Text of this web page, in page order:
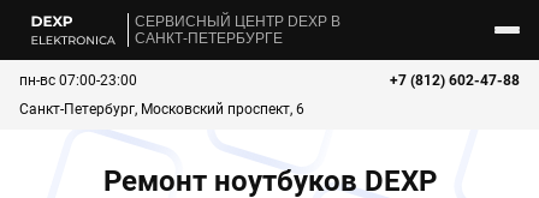
CЕРВИСНЫЙ ЦЕНТР DEXP В
САНКТ-ПЕТЕРБУРГЕ
+7 (812) 602-47-88
пн-вс 07:00-23:00
Санкт-Петербург, Московский проспект, 6
Ремонт ноутбуков DEXP